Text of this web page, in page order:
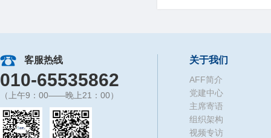
客服热线
010-65535862
（上午9：00——晚上21：00）
关于我们
AFF简介
党建中心
主席寄语
组织架构
视频专访